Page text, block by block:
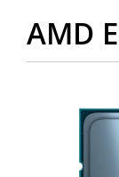
AMD